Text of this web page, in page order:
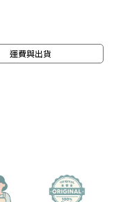
運費與出貨